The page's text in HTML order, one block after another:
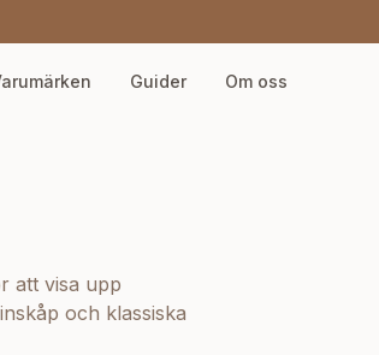
Guider Om oss
att visa upp
och klassiska